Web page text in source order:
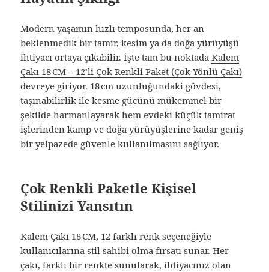
Modern yaşamın hızlı temposunda, her an
beklenmedik bir tamir, kesim ya da doğa yürüyüşü
ihtiyacı ortaya çıkabilir. İşte tam bu noktadaKalem
Çakı 18 CM – 12’li Çok Renkli Paket (Çok Yönlü Çakı)
devreye giriyor. 18 cm uzunluğundaki gövdesi,
taşınabilirlik ile kesme gücünü mükemmel bir
şekilde harmanlayarak hem evdeki küçük tamirat
işlerinden kamp ve doğa yürüyüşlerine kadar geniş
bir yelpazede güvenle kullanılmasını sağlıyor.
Çok Renkli Paketle Kişisel
Stilinizi Yansıtın
Kalem Çakı 18 CM, 12 farklı renk seçeneğiyle
kullanıcılarına stil sahibi olma fırsatı sunar. Her
çakı, farklı bir renkte sunularak, ihtiyacınız olan